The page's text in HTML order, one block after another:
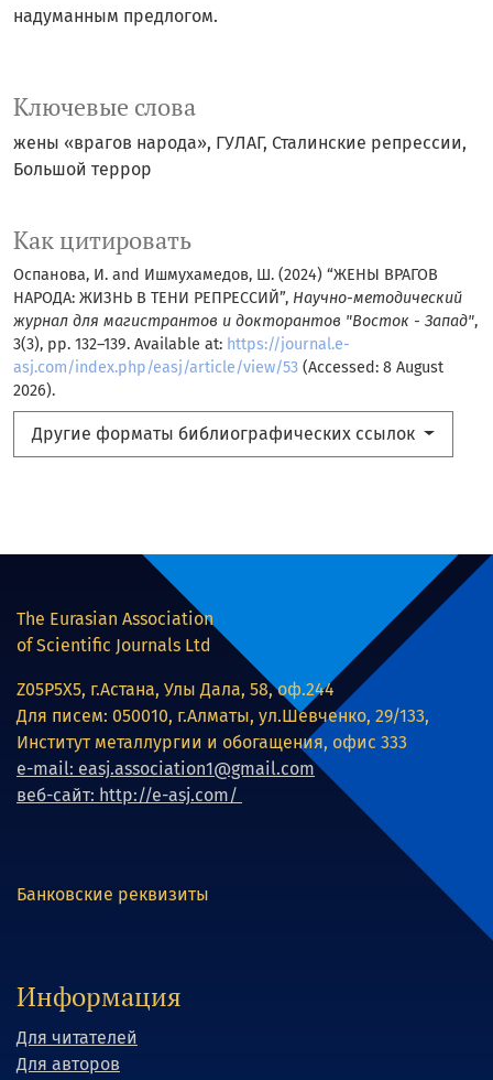
Ключевые слова
жены «врагов народа», ГУЛАГ, Сталинские репрессии,
Большой террор
Как цитировать
Оспанова, И. and Ишмухамедов, Ш. (2024) “ЖЕНЫ ВРАГОВ
НАРОДА: ЖИЗНЬ В ТЕНИ РЕПРЕССИЙ”, Научно-методический
журнал для магистрантов и докторантов "Восток - Запад",
3(3), pp. 132–139. Available at: https://journal.e-
asj.com/index.php/easj/article/view/53 (Accessed: 8 August
2026).
Другие форматы библиографических ссылок
надуманным предлогом.
The Eurasian Association
of Scientific Journals Ltd
Z05P5X5, г.Астана, Улы Дала, 58, оф.244
Для писем: 050010, г.Алматы, ул.Шевченко, 29/133,
Институт металлургии и обогащения, офис 333
e-mail: easj.association1@gmail.com
веб-сайт: http://e-asj.com/
Банковские реквизиты
Информация
Для читателей
Для авторов